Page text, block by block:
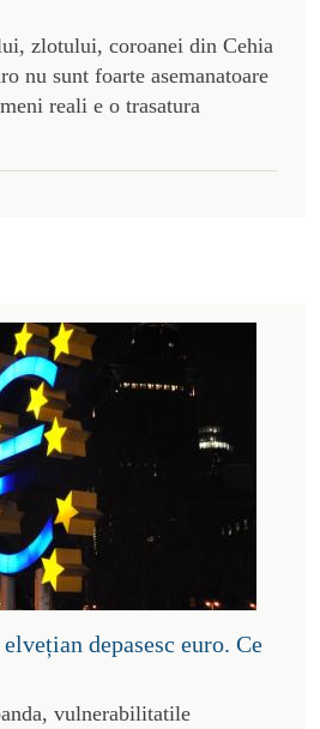
zlotului, coroanei din Cehia
nu sunt foarte asemanatoare
reali e o trasatura
depasesc euro. Ce
vulnerabilitatile